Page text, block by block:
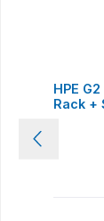
HPE
Rack +